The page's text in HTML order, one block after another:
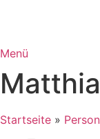
Menü
Startseite »